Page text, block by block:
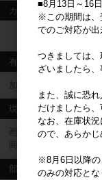
カート
有料加工
加工について
現物販売
画像の商品を最短発送
商品一覧
部位から選ぶ
■8月13日～16日
※この期間は、
でのご対応が出
つきましては
ざいましたら、
また、誠に恐
だけましたら、
なお、在庫状
ので、あらかじ
※8月6日以降の
のみの対応とな